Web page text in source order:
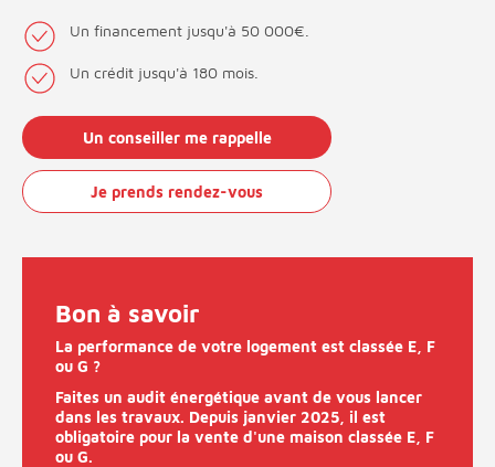
Un financement jusqu'à 50 000€.
Un crédit jusqu'à 180 mois.
Un conseiller me rappelle
Je prends rendez-vous
Bon à savoir
La performance de votre logement est classée E, F
ou G ?
Faites un audit énergétique avant de vous lancer
dans les travaux. Depuis janvier 2025, il est
obligatoire pour la vente d'une maison classée E, F
ou G.